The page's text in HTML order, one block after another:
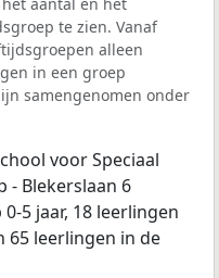
te zien. Vanaf
alleen
in een groep
samengenomen onder
voor Speciaal
- Blekerslaan 6
5 jaar, 18 leerlingen
65 leerlingen in de